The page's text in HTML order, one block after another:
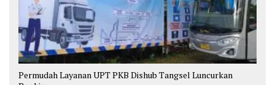
Permudah Layanan UPT PKB Dishub Tangsel Luncurkan